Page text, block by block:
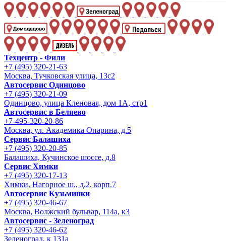
Техцентр - Фили
+7 (495) 320-21-63
Москва, Тучковская улица, 13с2
Автосервис Одинцово
+7 (495) 320-21-09
Одинцово, улица Кленовая, дом 1А, стр1
Автосервис в Беляево
+7-495-320-20-86
Москва, ул. Академика Опарина, д.5
Сервис Балашиха
+7 (495) 320-20-85
Балашиха, Кучинское шоссе, д.8
Сервис Химки
+7 (495) 320-17-13
Химки, Нагорное ш., д.2, корп.7
Автосервис Кузьминки
+7 (495) 320-46-67
Москва, Волжский бульвар, 114а, к3
Автосервис - Зеленоград
+7 (495) 320-46-62
Зеленоград, к 131а